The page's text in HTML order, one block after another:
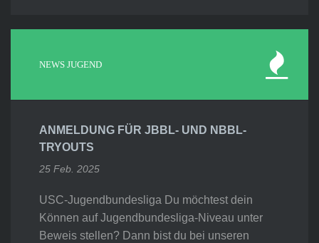
NEWS JUGEND
ANMELDUNG FÜR JBBL- UND NBBL-
TRYOUTS
25 Feb. 2025
USC-Jugendbundesliga Du möchtest dein
Können auf Jugendbundesliga-Niveau unter
Beweis stellen? Dann bist du bei unseren